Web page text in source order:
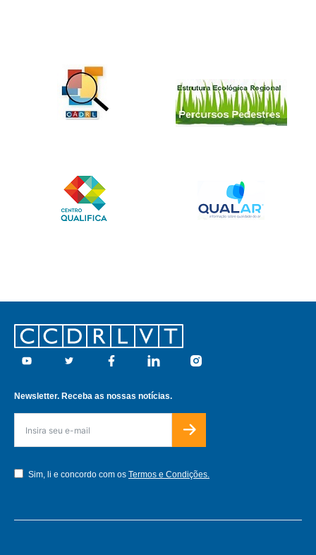
Footer
Youtube Twitter Facebook Linkedin Instagram
Newsletter. Receba as nossas notícias.
Sim, li e concordo com os Termos e Condições.